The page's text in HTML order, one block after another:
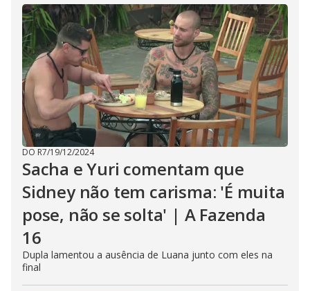
DO R7/19/12/2024
Sacha e Yuri comentam que
Sidney não tem carisma: 'É muita
pose, não se solta' | A Fazenda
16
Dupla lamentou a ausência de Luana junto com eles na
final